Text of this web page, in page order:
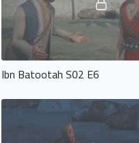
Ibn Batootah S02 E6